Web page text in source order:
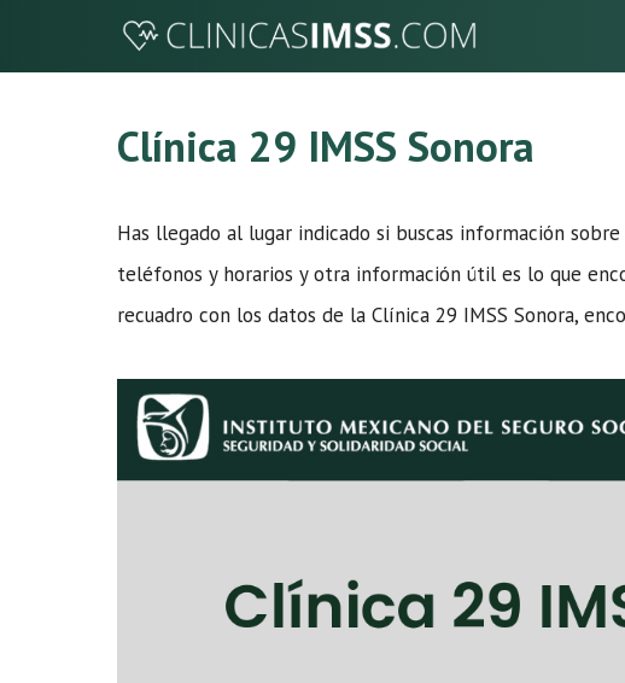
Clínica 29 IMSS Sonora
Has llegado al lugar indicado si buscas información
teléfonos y horarios y otra información útil es lo que
recuadro con los datos de la Clínica 29 IMSS Sonora,